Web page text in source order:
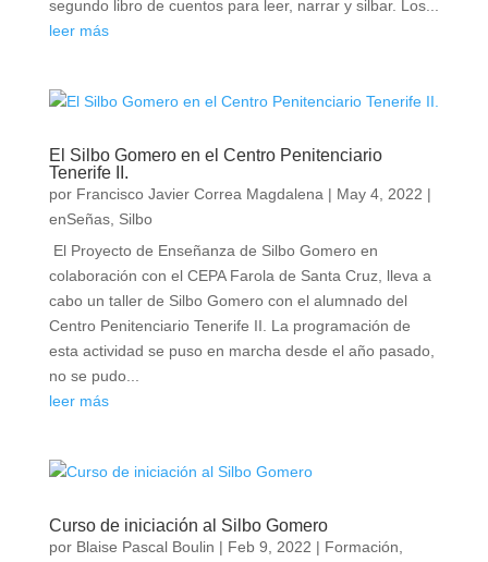
segundo libro de cuentos para leer, narrar y silbar. Los...
leer más
El Silbo Gomero en el Centro Penitenciario
Tenerife II.
por Francisco Javier Correa Magdalena | May 4, 2022 |
enSeñas, Silbo
El Proyecto de Enseñanza de Silbo Gomero en
colaboración con el CEPA Farola de Santa Cruz, lleva a
cabo un taller de Silbo Gomero con el alumnado del
Centro Penitenciario Tenerife II. La programación de
esta actividad se puso en marcha desde el año pasado,
no se pudo...
leer más
Curso de iniciación al Silbo Gomero
por Blaise Pascal Boulin | Feb 9, 2022 | Formación